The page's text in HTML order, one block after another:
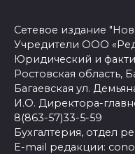
Сетевое издание
Учредители ООО
Юридический и
Ростовская область,
Багаевская ул.
И.О. Директора-
8(863-57)33-5-59
Бухгалтерия, отдел
E-mail редакции: